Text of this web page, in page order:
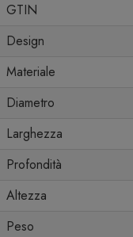
GTIN
Design
Materiale
Diametro
Larghezza
Profondità
Altezza
Peso